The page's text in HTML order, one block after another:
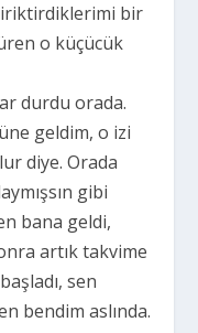
bir
o küçücük
durdu orada.
geldim, o izi
diye. Orada
gibi
bana geldi,
artık takvime
sen
bendim aslında.